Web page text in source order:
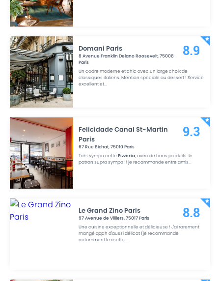
Domani Paris
8 Avenue Franklin Delano Roosevelt,75008
Paris
Un cadre moderne et chic avec un large choix de
classiques italiens. Mention speciale au dessert ! Service
excellent et...
8.9
Felicidade Canal St-Martin
Paris
67 Rue Bichat,75010Paris
Très sympa cettePizzeria, avec de bons produits. le
patron supra sympa !! je recommande entre amis...
9.3
Le Grand Zino Paris
97 Avenue de Villiers,75017Paris
Une cuisine exceptionnelle et délicieuse ! J'ai rarement
mangé qqch d'aussi délicat (je recommande
notamment le risotto...
8.8